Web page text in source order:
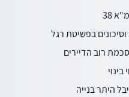
38
וסיכונים בפשיטת רגל
רוב הדיירים
היתר בנייה